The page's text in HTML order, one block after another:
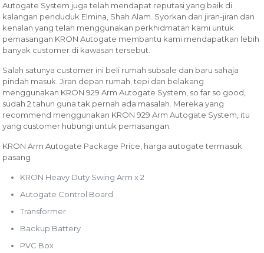
Autogate System juga telah mendapat reputasi yang baik di
kalangan penduduk Elmina, Shah Alam. Syorkan dari jiran-jiran dan
kenalan yang telah menggunakan perkhidmatan kami untuk
pemasangan KRON Autogate membantu kami mendapatkan lebih
banyak customer di kawasan tersebut.
Salah satunya customer ini beli rumah subsale dan baru sahaja
pindah masuk. Jiran depan rumah, tepi dan belakang
menggunakan KRON 929 Arm Autogate System, so far so good,
sudah 2 tahun guna tak pernah ada masalah. Mereka yang
recommend menggunakan KRON 929 Arm Autogate System, itu
yang customer hubungi untuk pemasangan.
KRON Arm Autogate Package Price, harga autogate termasuk
pasang
KRON Heavy Duty Swing Arm x 2
Autogate Control Board
Transformer
Backup Battery
PVC Box